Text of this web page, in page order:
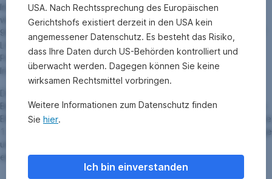
Im Gegensatz zum Split Verhältnis der Anteilscheine von 1:1
werden die fortgeschriebenen Anschaffungskosten im Verhältnis
99,69945% (abspaltender Fonds ERSTE BOND EM GOVERNMENT
LOCAL) zu 0,30055% (abgespaltete Vermögensmasse bzw Side
Pocket ABW ERSTE BOND EM GOVERNMENT LOCAL –
Investmentfonds in Abwicklung) aufgeteilt.
Der Prospekt einschließlich der Fondsbestimmungen sowie das
Basisinformationsblatt des von der Abspaltung betroffenen Fonds
ERSTE BOND EM GOVERNMENT LOCAL sind bei uns, Am Belvedere
1, 1100 Wien sowie in der Depotbank oder auf unserer Homepage
unter
englischer Sprache erhältlich.
USA. Nach Rechtssprechung des Europäischen
Gerichtshofs existiert derzeit in den USA kein
angemessener Datenschutz. Es besteht das Risiko,
dass Ihre Daten durch US-Behörden kontrolliert und
überwacht werden. Dagegen können Sie keine
wirksamen Rechtsmittel vorbringen.
Weitere Informationen zum Datenschutz finden
Sie hier.
Ich bin einverstanden